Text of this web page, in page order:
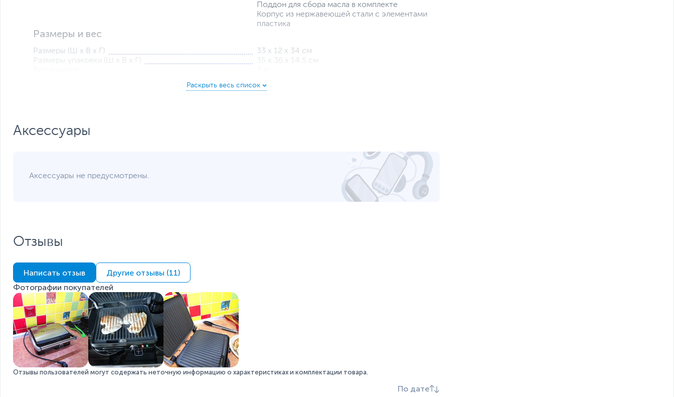
Поддон для сбора масла в комплекте
Корпус из нержавеющей стали с элементами
пластика
Размеры и вес
Размеры (Ш х В х Г)
33 х 12 х 34 см
Размеры упаковки (Ш х В х Г)
35 х 36 х 14.5 см
Xарактеристики, комплект поставки и внешний вид данного товара могут отличаться от указанных или могут быть изменены производителем
Аксессуары
Аксессуары не предусмотрены.
Отзывы
Написать отзыв
Другие отзывы (11)
Фотографии покупателей
Отзывы пользователей могут содержать неточную информацию о характеристиках и комплектации товара.
По дате